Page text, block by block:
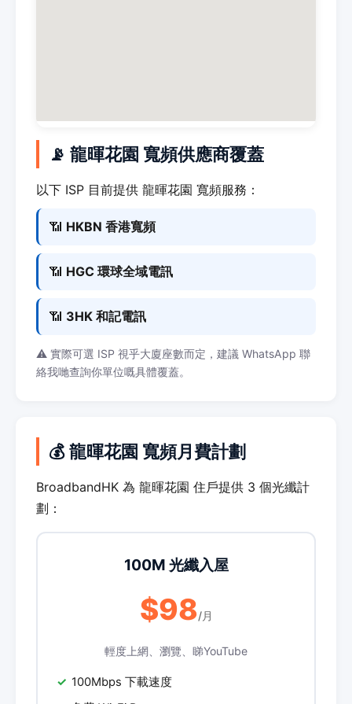
📡 龍暉花園 寬頻供應商覆蓋
以下 ISP 目前提供 龍暉花園 寬頻服務：
📶 HKBN 香港寬頻
📶 HGC 環球全域電訊
📶 3HK 和記電訊
⚠️ 實際可選 ISP 視乎大廈座數而定，建議 WhatsApp 聯
絡我哋查詢你單位嘅具體覆蓋。
💰 龍暉花園 寬頻月費計劃
BroadbandHK 為 龍暉花園 住戶提供 3 個光纖計
劃：
100M 光纖入屋
$98/月
輕度上網、瀏覽、睇YouTube
100Mbps 下載速度